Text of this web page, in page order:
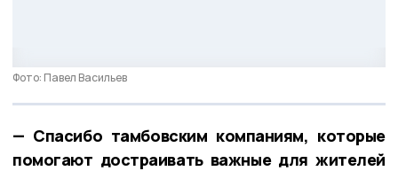
Фото: Павел Васильев
— Спасибо тамбовским компаниям, которые
помогают достраивать важные для жителей